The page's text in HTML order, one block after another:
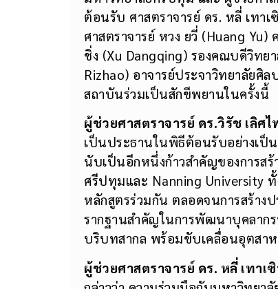
มหาวิทยาลัยศรีปทุม และ ผู้ช่วยศา
ต้อนรับ ศาสตราจารย์ ดร. หลี่ เทา
ศาสตราจารย์ หวง ยวี่ (Huang
ชิ่ง (Xu Dangqing) รองคณบดีวิทย
Rizhao) อาจารย์ประจาวิทยาลัย
ผู้ช่วยศาสตราจารย์ ดร.วิรัช เลิ
เป็นประธานในพิธีต้อนรับอย่างเป็น
นับเป็นอีกหนึ่งก้าวสำคัญของการสร้
ศรีปทุมและ Nanning University
หลักสูตรร่วมกัน ตลอดจนการสร้าง
รากฐานสำคัญในการพัฒนาบุคลาก
บริบทสากล พร้อมขับเคลื่อนอุตสาห
ผู้ช่วยศาสตราจารย์ ดร. หลี่ เทาเ